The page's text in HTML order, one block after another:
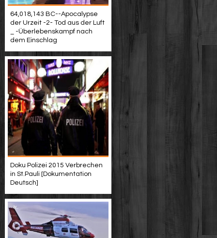
64,018,143 BC--Apocalypse
der Urzeit -2- Tod aus der Luft
_ -Überlebenskampf nach
dem Einschlag
Doku Polizei 2015 Verbrechen
in St.Pauli [Dokumentation
Deutsch]